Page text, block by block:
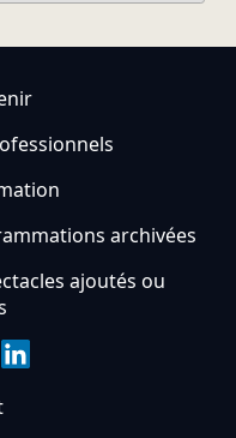
archivées
ajoutés ou